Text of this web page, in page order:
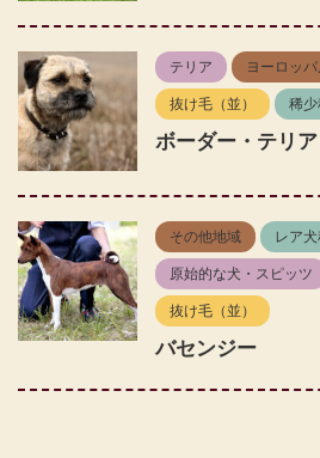
テリア ヨーロッ
抜け毛（並） 稀
ボーダー・テリア
その他地域 レア
原始的な犬・スピッツ
抜け毛（並）
バセンジー